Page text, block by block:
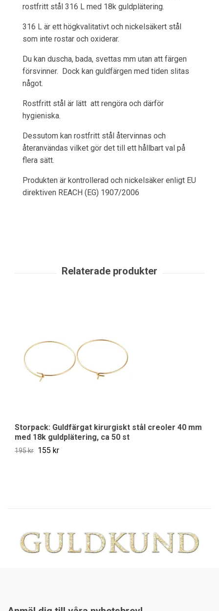
rostfritt stål 316 L med 18k guldplätering.
316 L är ett högkvalitativt och nickelsäkert stål
som inte rostar och oxiderar.
Du kan duscha, bada, svettas mm utan att färgen
försvinner. Dock kan guldfärgen med tiden slitas
något.
Rostfritt stål är lätt att rengöra och därför
hygieniska.
Dessutom kan rostfritt stål återvinnas och
återanvändas vilket gör det till ett hållbart val på
flera sätt.
Produkten är kontrollerad och nickelsäker enligt EU
direktiven REACH (EG) 1907/2006
Storpack: Guldfärgat kirurgiskt stål creoler 40 mm
med 18k guldplätering, ca 50 st
195 kr 155 kr